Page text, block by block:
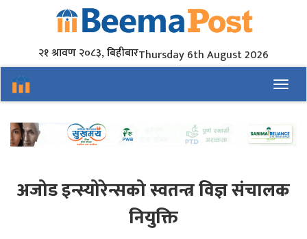
२१ श्रावण २०८३, बिहीबारThursday 6th August 2026
अजोड इन्स्योरेन्सको स्वतन्त्र विज्ञ संचालक
नियुक्ति